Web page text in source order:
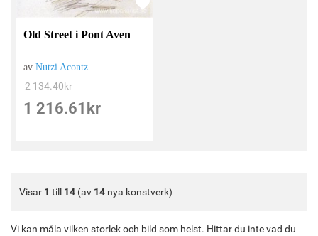
Old Street i Pont Aven
avNutzi Acontz
2 134.40kr
1 216.61 kr
Visar 1 till 14 (av 14 nya konstverk)
Vi kan måla vilken storlek och bild som helst. Hittar du inte vad du